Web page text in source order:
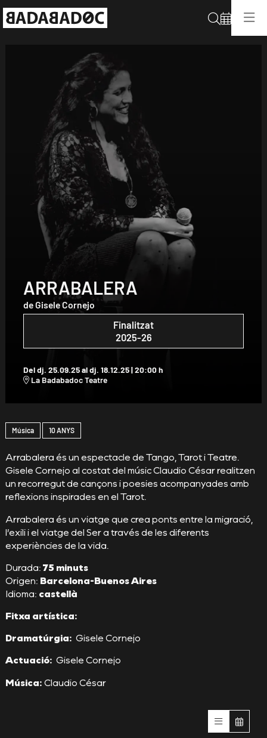
Cerca
ARRABALERA
de Gisele Cornejo
Finalitzat
2025-26
Del dj. 25.09.25al dj. 18.12.25|20:00 h
La Badabadoc Teatre
Música 10 ANYS
Arrabalera és un espectacle de Tango, Tarot i Teatre.
Gisele Cornejo al costat del músic Claudio César realitzen
un recorregut de cançons i poesies acompanyades amb
reflexions inspirades en el Tarot.
Arrabalera és un viatge que crea ponts entre la migració,
l’exili i el viatge del Ser a través de les diferents
experiències de la vida.
Durada:75 minuts
Origen: Barcelona-Buenos Aires
Idioma: castellà
Fitxa artística:
Dramatúrgia:Gisele Cornejo
Actuació: Gisele Cornejo
Música:Claudio César